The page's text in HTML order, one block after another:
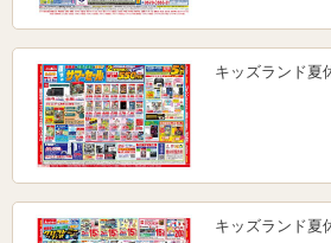
キッズランド夏
キッズランド夏